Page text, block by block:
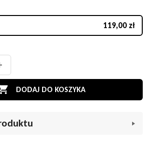
119,00 zł
DODAJ DO KOSZYKA